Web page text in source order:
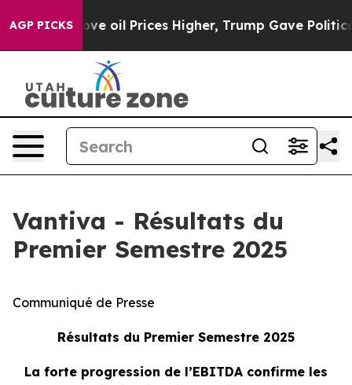
AGP PICKS
Prices Higher, Trump Gave Politically
Vantiva - Résultats du
Premier Semestre 2025
Communiqué de Presse
Résultats du Premier Semestre 2025
La forte progression de l’EBITDA confirme les